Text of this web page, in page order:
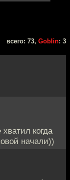
всего: 73, Goblin: 3
когда
начали))